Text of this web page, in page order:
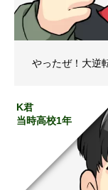
やったぜ！大逆
K君
当時高校1年